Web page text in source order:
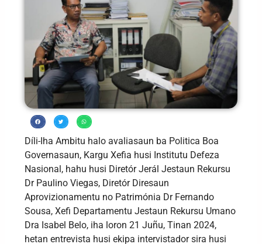
Díli-Iha Ambitu halo avaliasaun ba Politica Boa
Governasaun, Kargu Xefia husi Institutu Defeza
Nasional, hahu husi Diretór Jerál Jestaun Rekursu
Dr Paulino Viegas, Diretór Diresaun
Aprovizionamentu no Patrimónia Dr Fernando
Sousa, Xefi Departamentu Jestaun Rekursu Umano
Dra Isabel Belo, iha loron 21 Juñu, Tinan 2024,
hetan entrevista husi ekipa intervistador sira husi